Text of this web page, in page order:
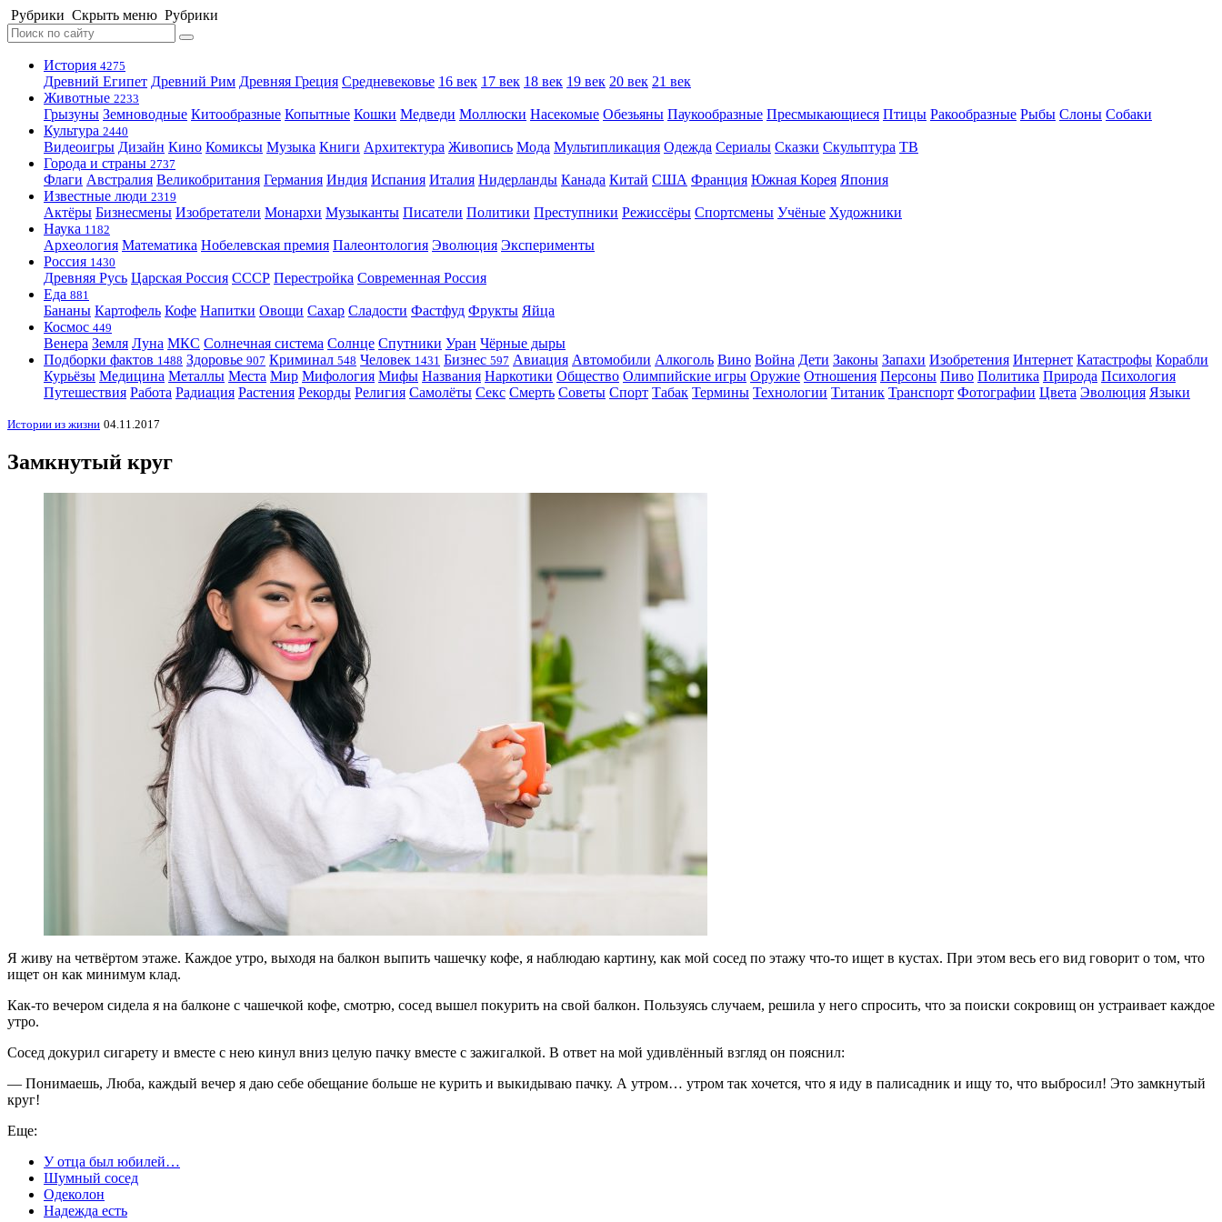
Рубрики Скрыть меню Рубрики
История 4275
Древний Египет Древний Рим Древняя Греция Средневековье 16 век 17 век 18 век 19 век 20 век 21 век
Животные 2233
Грызуны Земноводные Китообразные Копытные Кошки Медведи Моллюски Насекомые Обезьяны Паукообразные Пресмыкающиеся Птицы Ракообразные Рыбы Слоны Собаки
Культура 2440
Видеоигры Дизайн Кино Комиксы Музыка Книги Архитектура Живопись Мода Мультипликация Одежда Сериалы Сказки Скульптура ТВ
Города и страны 2737
Флаги Австралия Великобритания Германия Индия Испания Италия Нидерланды Канада Китай США Франция Южная Корея Япония
Известные люди 2319
Актёры Бизнесмены Изобретатели Монархи Музыканты Писатели Политики Преступники Режиссёры Спортсмены Учёные Художники
Наука 1182
Археология Математика Нобелевская премия Палеонтология Эволюция Эксперименты
Россия 1430
Древняя Русь Царская Россия СССР Перестройка Современная Россия
Еда 881
Бананы Картофель Кофе Напитки Овощи Сахар Сладости Фастфуд Фрукты Яйца
Космос 449
Венера Земля Луна МКС Солнечная система Солнце Спутники Уран Чёрные дыры
Подборки фактов 1488 Здоровье 907 Криминал 548 Человек 1431 Бизнес 597 Авиация Автомобили Алкоголь Вино Война Дети Законы Запахи Изобретения Интернет Катастрофы Корабли
Курьёзы Медицина Металлы Места Мир Мифология Мифы Названия Наркотики Общество Олимпийские игры Оружие Отношения Персоны Пиво Политика Природа Психология
Путешествия Работа Радиация Растения Рекорды Религия Самолёты Секс Смерть Советы Спорт Табак Термины Технологии Титаник Транспорт Фотографии Цвета Эволюция Языки
Истории из жизни 04.11.2017
Замкнутый круг
Я живу на четвёртом этаже. Каждое утро, выходя на балкон выпить чашечку кофе, я наблюдаю картину, как мой сосед по этажу что-то ищет в кустах. При этом весь его вид говорит о том, что
ищет он как минимум клад.
Как-то вечером сидела я на балконе с чашечкой кофе, смотрю, сосед вышел покурить на свой балкон. Пользуясь случаем, решила у него спросить, что за поиски сокровищ он устраивает каждое
утро.
Сосед докурил сигарету и вместе с нею кинул вниз целую пачку вместе с зажигалкой. В ответ на мой удивлённый взгляд он пояснил:
— Понимаешь, Люба, каждый вечер я даю себе обещание больше не курить и выкидываю пачку. А утром… утром так хочется, что я иду в палисадник и ищу то, что выбросил! Это замкнутый
круг!
Еще:
У отца был юбилей…
Шумный сосед
Одеколон
Надежда есть